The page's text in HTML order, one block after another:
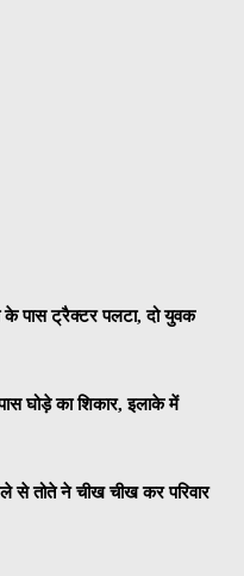
के पास ट्रैक्टर पलटा, दो युवक
घोड़े का शिकार, इलाके में
से तोते ने चीख चीख कर परिवार